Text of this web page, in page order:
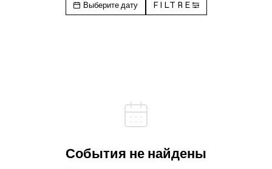
Выберите дату FILTRE
События не найдены